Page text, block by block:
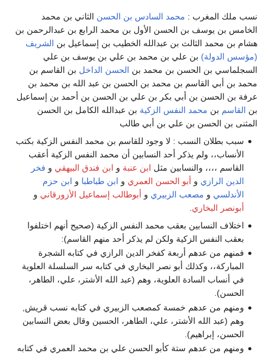
نسب ملك المغرب : محمد السادس بن الحسن الثاني بن محمد
الخامس بن يوسف بن الحسن الأول بن محمد الرابع بن عبدالرحمن بن
هشام بن محمد الثالث بن عبدالله الخطيب بن إسماعيل بن الشريف
(مؤسس الدولة) بن علي بن محمد بن علي بن يوسف بن علي
السجلماسي بن الحسن بن محمد بن الحسن الداخل بن القاسم بن
محمد بن أبي القاسم بن محمد بن الحسن بن عبد الله بن محمد بن
عرفة بن الحسن بن أبي بكر بن علي بن الحسن بن أحمد بن إسماعيل
بن القاسم بن محمد النفس الزكية بن عبدالله الكامل بن الحسن
المثنى بن الحسن بن علي بن أبي طالب
سبب بطلان النسب : لا وجود للقاسم بن محمد النفس الزكية بكتب
الأنساب،، ولم يذكر أحد النسابين أن محمد النفس الزكية أعقب
القاسم ،،،، والنسابين مثل ابن عنبة و ابن فندق البيهقي و فخر
الدين الرازي و أبو الحسن العمري و ابن طباطبا و ابن حزم
الأندلسي و مصعب الزبيري و أبوطالب إسماعيل الأزورقاني و
أبونصر البخاري
اختلاف النسابين بعقب محمد النفس الزكية (صحيح أنهم اختلفوا
بعقب النفس الزكية ولكن لم يذكر أحد منهم القاسم):
فمنهم من عدهم أربعة كفخر الدين الرازي في كتابه الشجرة
المباركة،، وكذلك أبو نصر البخاري في كتابه سر السلسلة العلوية
في أنساب السادة العلوية، وهم (عبد الله الأشتر، علي، الطاهر،
الحسن).
ومنهم من عدهم خمسة كمصعب الزبيري في كتابه نسب قريش,
وهم (عبد الله الأشتر، علي، الطاهر، الحسين وقال بعض النسابين
الحسن، إبراهيم).
ومنهم من عدهم ستة كأبو الحسن علي بن محمد العمري في كتابه